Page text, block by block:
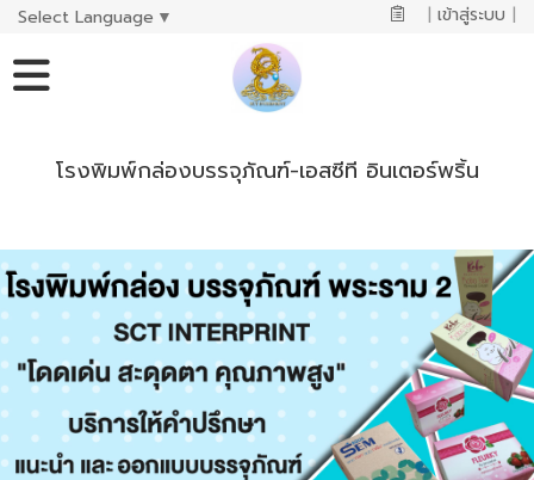
Select Language ▼ | เข้าสู่ระบบ |
โรงพิมพ์กล่องบรรจุภัณฑ์-เอสซีที อินเตอร์พริ้น